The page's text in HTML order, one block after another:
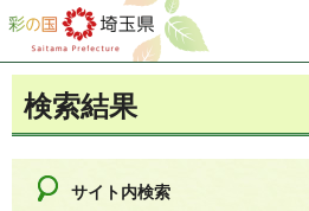
彩の国 埼玉県
検索結果
サイト内検索